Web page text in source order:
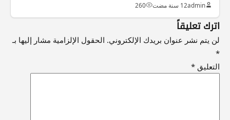
admin12 سنة مضت 260
اترك تعليقاً
لن يتم نشر عنوان بريدك الإلكتروني. الحقول الإلزامية مشار إليها بـ
*
التعليق *